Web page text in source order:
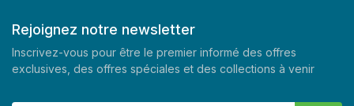
Rejoignez notre newsletter
Inscrivez-vous pour être le premier informé des offres
exclusives, des offres spéciales et des collections à venir